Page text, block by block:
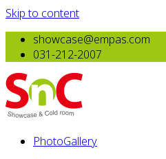
Skip to content
showcase@empas.com
031-212-2007
PhotoGallery